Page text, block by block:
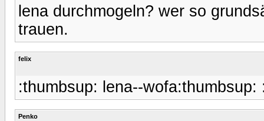
lena durchmogeln? wer so
trauen.
felix
:thumbsup: lena--wofa:thumbsup:
Penko